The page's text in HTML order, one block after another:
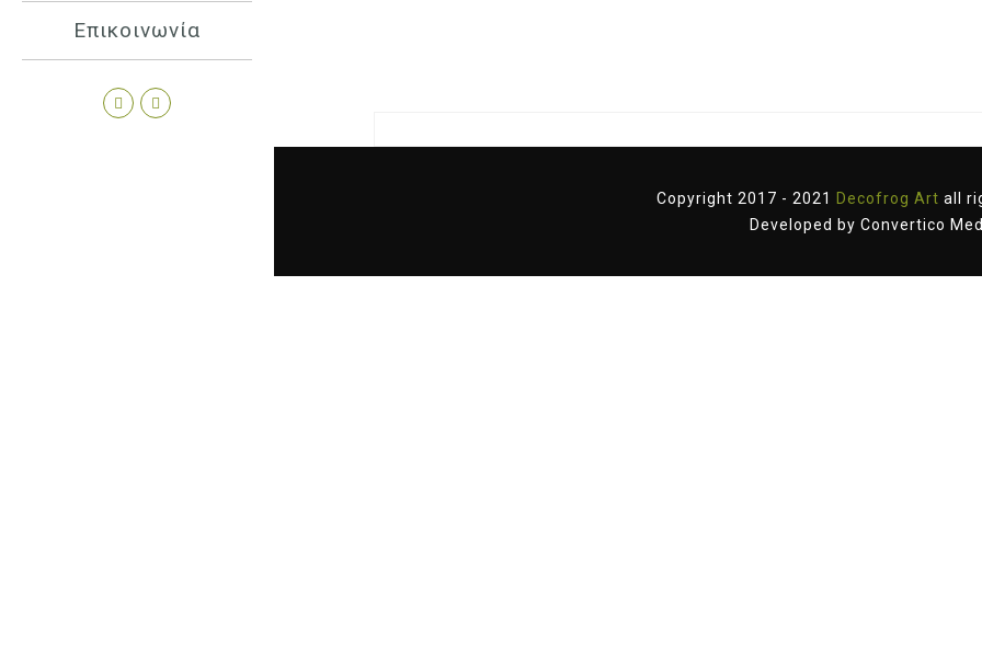
Επικοινωνία
Copyright 2017 - 2021 Decofrog Art all
Developed by Convertico